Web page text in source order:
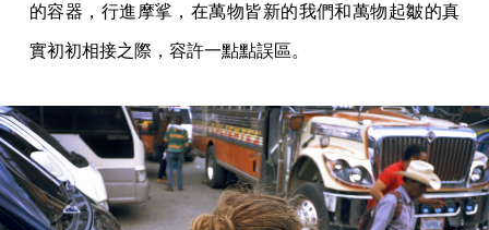
的容器，行進摩挲，在萬物皆新的我們和萬物起皺的真
實初初相接之際，容許一點點誤區。